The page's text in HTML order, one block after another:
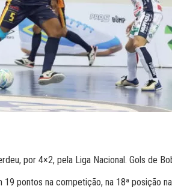
por 4×2, pela Liga Nacional. Gols de
pontos na competição, na 18ª posição